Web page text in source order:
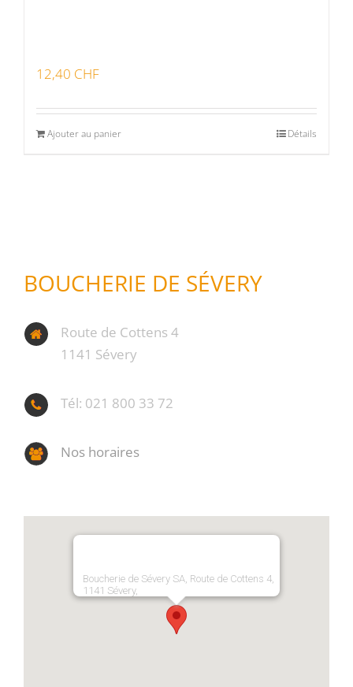
12,40 CHF
Ajouter au panier Détails
BOUCHERIE DE SÉVERY
Route de Cottens 4
1141 Sévery
Tél: 021 800 33 72
Nos horaires
Boucherie de Sévery SA, Route de Cottens 4,
1141 Sévery,